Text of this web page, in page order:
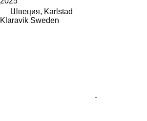
Швеция, Karlstad
Klaravik Sweden